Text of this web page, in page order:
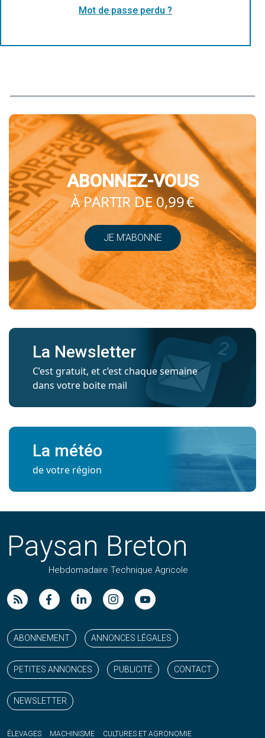
Mot de passe perdu ?
ABONNEZ-VOUS
À PARTIR DE 0,99 €
JE M’ABONNE
La Newsletter
C’est gratuit, et c’est chaque semaine
dans votre boite mail
La météo
de votre région
Paysan Breton
Hebdomadaire Technique Agricole
ABONNEMENT ANNONCES LÉGALES
PETITES ANNONCES PUBLICITÉ CONTACT
NEWSLETTER
ÉLEVAGES MACHINISME CULTURES ET AGRONOMIE